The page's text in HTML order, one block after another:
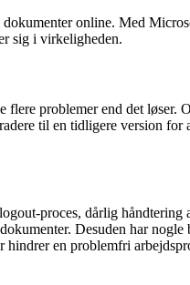
online. Med
sig i virkeligheden.
problemer end det
til en tidligere version
proces, dårlig
Desuden har
en problemfri